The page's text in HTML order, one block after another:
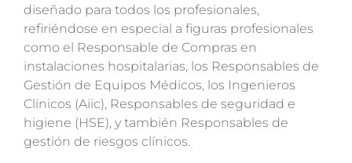
diseñado para todos los profesionales,
refiriéndose en especial a figuras profesionales
como el Responsable de Compras en
instalaciones hospitalarias, los Responsables de
Gestión de Equipos Médicos, los Ingenieros
Clínicos (Aiic), Responsables de seguridad e
higiene (HSE), y también Responsables de
gestión de riesgos clínicos.